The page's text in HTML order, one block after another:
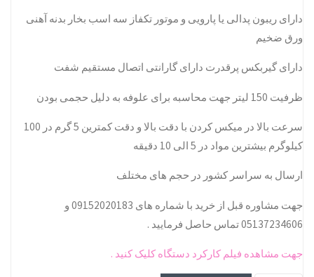
دارای ریبون پدالی یا پارویی و موتور تکفاز سه اسب بخار بدنه آهنی
ورق ضخیم
دارای گیربکس پرقدرت دارای گارانتی اتصال مستقیم شفت
ظرفیت 150 لیتر جهت محاسبه برای علوفه به دلیل حجمی بودن
سرعت بالا در میکس کردن با دقت بالا و دقت کمترین 5 گرم در 100
کیلوگرم بیشترین مواد در 5 الی 10 دقیقه
ارسال به سراسر کشور در حجم های مختلف
جهت مشاوره قبل از خرید با شماره های 09152020183 و
05137234606 تماس حاصل فرمایید .
جهت مشاهده فیلم کارکرد دستگاه کلیک کنید .